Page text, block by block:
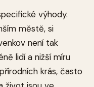
výhody.
městě, si
není tak
lidí a nižší míru
krás, často